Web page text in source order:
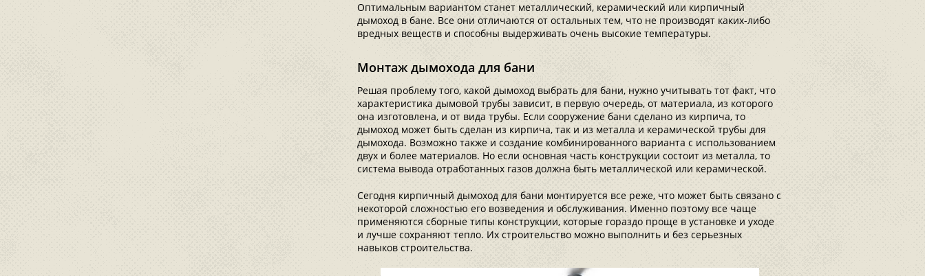
Оптимальным вариантом станет металлический, керамический или кирпичный
дымоход в бане. Все они отличаются от остальных тем, что не производят каких-либо
вредных веществ и способны выдерживать очень высокие температуры.
Монтаж дымохода для бани
Решая проблему того, какой дымоход выбрать для бани, нужно учитывать тот факт, что
характеристика дымовой трубы зависит, в первую очередь, от материала, из которого
она изготовлена, и от вида трубы. Если сооружение бани сделано из кирпича, то
дымоход может быть сделан из кирпича, так и из металла и керамической трубы для
дымохода. Возможно также и создание комбинированного варианта с использованием
двух и более материалов. Но если основная часть конструкции состоит из металла, то
система вывода отработанных газов должна быть металлической или керамической.
Сегодня кирпичный дымоход для бани монтируется все реже, что может быть связано с
некоторой сложностью его возведения и обслуживания. Именно поэтому все чаще
применяются сборные типы конструкции, которые гораздо проще в установке и уходе
и лучше сохраняют тепло. Их строительство можно выполнить и без серьезных
навыков строительства.